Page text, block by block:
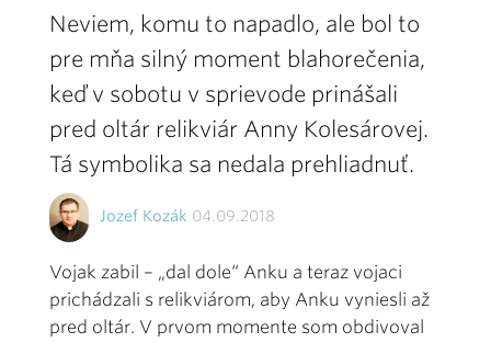
Neviem, komu to napadlo, ale bol to
pre mňa silný moment blahorečenia,
keď v sobotu v sprievode prinášali
pred oltár relikviár Anny Kolesárovej.
Tá symbolika sa nedala prehliadnuť.
Jozef Kozák 04.09.2018
Vojak zabil – „dal dole“ Anku a teraz vojaci
prichádzali s relikviárom, aby Anku vyniesli až
pred oltár. V prvom momente som obdivoval